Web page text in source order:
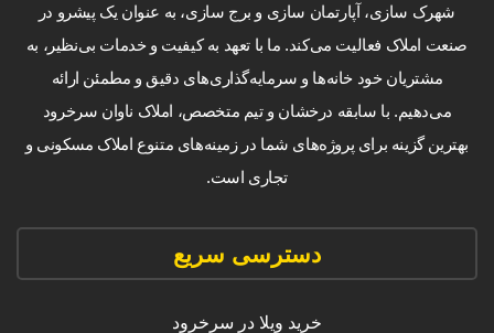
شهرک سازی، آپارتمان سازی و برج سازی، به عنوان یک پیشرو در
صنعت املاک فعالیت می‌کند. ما با تعهد به کیفیت و خدمات بی‌نظیر، به
مشتریان خود خانه‌ها و سرمایه‌گذاری‌های دقیق و مطمئن ارائه
می‌دهیم. با سابقه درخشان و تیم متخصص، املاک ناوان سرخرود
بهترین گزینه برای پروژه‌های شما در زمینه‌های متنوع املاک مسکونی و
تجاری است.
دسترسی سریع
خرید ویلا در سرخرود